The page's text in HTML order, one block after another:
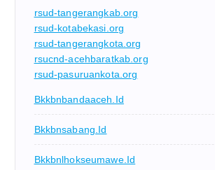
rsud-tangerangkab.org
rsud-kotabekasi.org
rsud-tangerangkota.org
rsucnd-acehbaratkab.org
rsud-pasuruankota.org
Bkkbnbandaaceh.id
Bkkbnsabang.id
Bkkbnlhokseumawe.id